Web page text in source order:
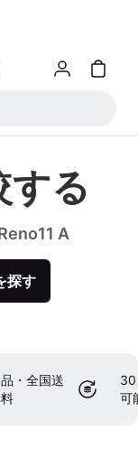
する
A
探す
・全国送
30
可